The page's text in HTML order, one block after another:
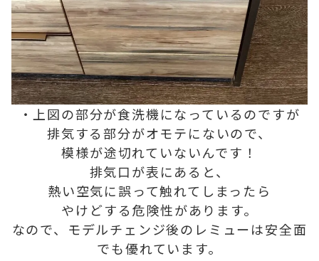
・上図の部分が食洗機になっているのですが
排気する部分がオモテにないので、
模様が途切れていないんです！
排気口が表にあると、
熱い空気に誤って触れてしまったら
やけどする危険性があります。
なので、モデルチェンジ後のレミューは安全面
でも優れています。